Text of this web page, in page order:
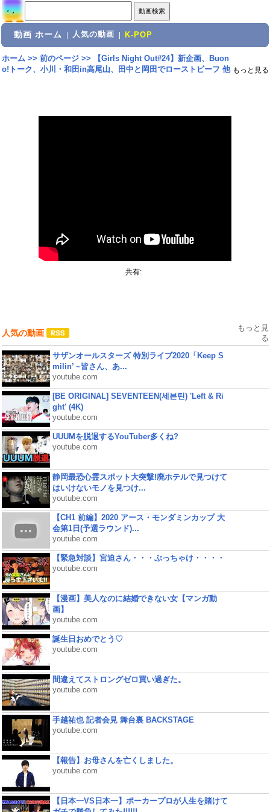
動画 ホーム 人気の動画 K-POP
ホーム>> 前のページ>>
【Girls Night Out#24】新企画、Buon
o!トーク、小川・和田in高尾山、田中と岡田でローストビーフ 他 もっと見る
共有:
人気の動画
もっと見
る
サザンオールスターズ 特別ライブ2020「Keep S
milin’ ~皆さん、あ...
youtube.com
[BE ORIGINAL] SEVENTEEN(세븐틴) 'Left & Ri
ght' (4K)
youtube.com
UUUMを脱退するYouTuber多くね?
youtube.com
静岡最恐心霊スポット大突撃!廃ホテルで見つけて
はいけないモノを見つけ...
youtube.com
【CH1 前編】2020 アース・モンダミンカップ 大
会第1日(予選ラウンド)...
youtube.com
【緊急対談】宮迫さん・・・ぶっちゃけ・・・・
youtube.com
【漫画】美人なのに結婚できない女【マンガ動
画】
youtube.com
誕生日おめでとう♡
youtube.com
間違えてストロングゼロ買い過ぎた。
youtube.com
手越祐也 記者会見 舞台裏 BACKSTAGE
youtube.com
【報告】お母さんを亡くしました。
youtube.com
【日本一VS日本一】ポーカープロが人生を賭けて